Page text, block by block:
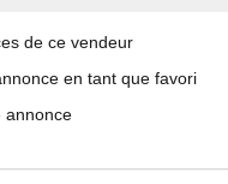
de ce vendeur
en tant que favori
annonce